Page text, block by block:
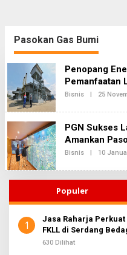
Pasokan Gas Bumi
Penopang
Pemanfaatan
Bisnis | 25
PGN Sukses
Amankan
Bisnis | 10
Populer
1
Jasa Raharja
FKLL di Serdang
630 Dilihat